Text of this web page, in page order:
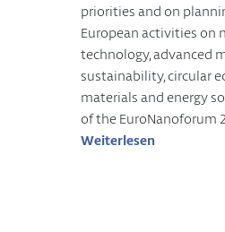
priorities and on
European activities on
technology, advanced
sustainability, circular
materials and energy
of the EuroNanoforum
Weiterlesen